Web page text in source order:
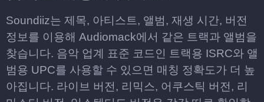
Soundiiz는 제목, 아티스트, 앨범, 재생 시간, 버전
정보를 이용해 Audiomack에서 같은 트랙과 앨범을
찾습니다. 음악 업계 표준 코드인 트랙용 ISRC와 앨
범용 UPC를 사용할 수 있으면 매칭 정확도가 더 높
아집니다. 라이브 버전, 리믹스, 어쿠스틱 버전, 리